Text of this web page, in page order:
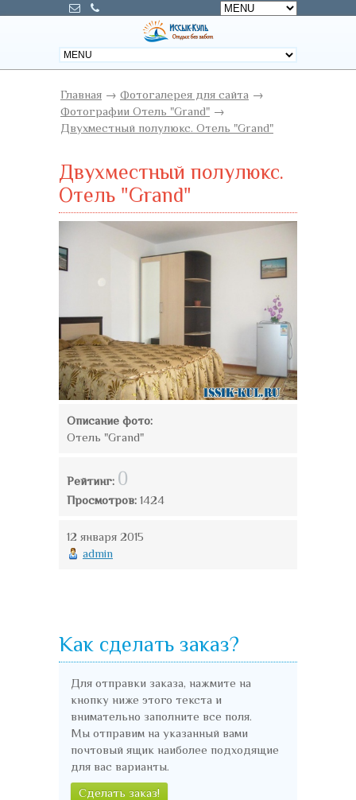
Главная → Фотогалерея для сайта →
Фотографии Отель "Grand" →
Двухместный полулюкс. Отель "Grand"
Двухместный полулюкс.
Отель "Grand"
Описание фото:
Отель "Grand"
Рейтинг: 0
Просмотров: 1424
12 января 2015
admin
Как сделать заказ?
Для отправки заказа, нажмите на
кнопку ниже этого текста и
внимательно заполните все поля.
Мы отправим на указанный вами
почтовый ящик наиболее подходящие
для вас варианты.
Сделать заказ!